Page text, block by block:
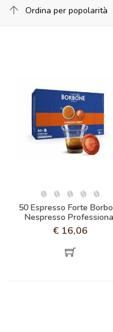
50 Espresso Forte
Nespresso
€ 16,06